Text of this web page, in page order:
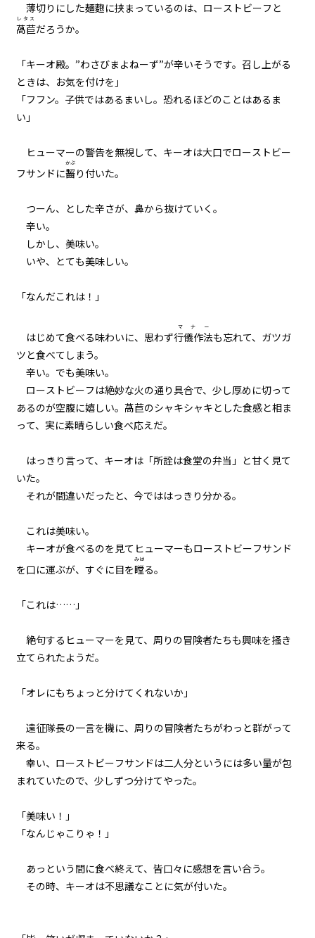
薄切りにした麺麭に挟まっているのは、ローストビーフと
萵苣
レタス
だろうか。
「キーオ殿。”わさびまよねーず”が辛いそうです。召し上がる
ときは、お気を付けを」
「フフン。子供ではあるまいし。恐れるほどのことはあるま
い」
ヒューマーの警告を無視して、キーオは大口でローストビー
フサンドに齧
かぶ
り付いた。
つーん、とした辛さが、鼻から抜けていく。
辛い。
しかし、美味い。
いや、とても美味しい。
「なんだこれは！」
はじめて食べる味わいに、思わず行儀作法
マナー
も忘れて、ガツガ
ツと食べてしまう。
辛い。でも美味い。
ローストビーフは絶妙な火の通り具合で、少し厚めに切って
あるのが空腹に嬉しい。萵苣のシャキシャキとした食感と相ま
って、実に素晴らしい食べ応えだ。
はっきり言って、キーオは「所詮は食堂の弁当」と甘く見て
いた。
それが間違いだったと、今でははっきり分かる。
これは美味い。
キーオが食べるのを見てヒューマーもローストビーフサンド
を口に運ぶが、すぐに目を瞠
みは
る。
「これは……」
絶句するヒューマーを見て、周りの冒険者たちも興味を掻き
立てられたようだ。
「オレにもちょっと分けてくれないか」
遠征隊長の一言を機に、周りの冒険者たちがわっと群がって
来る。
幸い、ローストビーフサンドは二人分というには多い量が包
まれていたので、少しずつ分けてやった。
「美味い！」
「なんじゃこりゃ！」
あっという間に食べ終えて、皆口々に感想を言い合う。
その時、キーオは不思議なことに気が付いた。